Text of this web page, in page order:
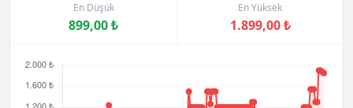
En Düşük
899,00 ₺
En Yüksek
1.899,00 ₺